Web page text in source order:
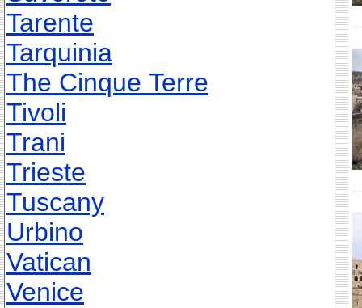
Tarente
Tarquinia
The Cinque Terre
Tivoli
Trani
Trieste
Tuscany
Urbino
Vatican
Venice